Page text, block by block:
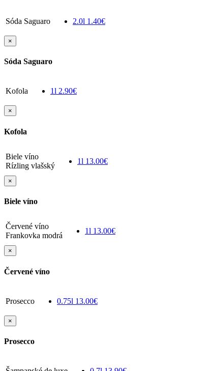
Sóda Saguaro 2.0l 1.40€
×
Sóda Saguaro
Kofola 1l 2.90€
×
Kofola
Biele víno
Rízling vlašský
1l 13.00€
×
Biele víno
Červené víno
Frankovka modrá
1l 13.00€
×
Červené víno
Prosecco 0.75l 13.00€
×
Prosecco